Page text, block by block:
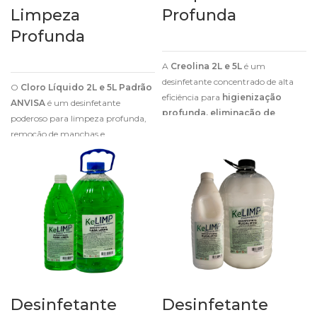
Limpeza
Profunda
O Cloro Líquido 2L e 5L Padrão
ANVISA é um desinfetante
poderoso para limpeza profunda,
remoção de manchas e
higienização eficaz de ambientes e
Profunda
A Creolina 2L e 5L é um
desinfetante concentrado de alta
eficiência para higienização
profunda, eliminação de
Desinfetante
Desinfetante